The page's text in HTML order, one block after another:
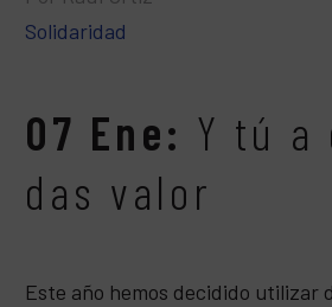
Solidaridad
07 Ene: Y tú a
das valor
Este año hemos decidido utilizar